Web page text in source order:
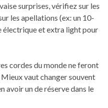
surprises, vérifiez sur les
les apellations (ex: un 10-
électrique et extra light pour
cordes du monde ne feront
Mieux vaut changer souvent
avoir un de réserve dans le